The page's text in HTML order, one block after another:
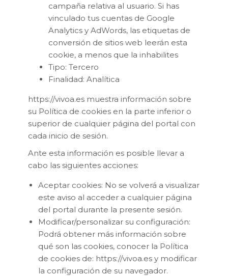
campaña relativa al usuario. Si has
vinculado tus cuentas de Google
Analytics y AdWords, las etiquetas de
conversión de sitios web leerán esta
cookie, a menos que la inhabilites
Tipo: Tercero
Finalidad: Analítica
https://vivoa.es muestra información sobre
su Política de cookies en la parte inferior o
superior de cualquier página del portal con
cada inicio de sesión.
Ante esta información es posible llevar a
cabo las siguientes acciones:
Aceptar cookies: No se volverá a visualizar
este aviso al acceder a cualquier página
del portal durante la presente sesión.
Modificar/personalizar su configuración:
Podrá obtener más información sobre
qué son las cookies, conocer la Política
de cookies de: https://vivoa.es y modificar
la configuración de su navegador.